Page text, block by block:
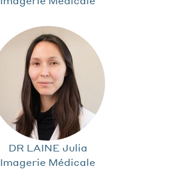
DR LAINE Julia
Imagerie Médicale